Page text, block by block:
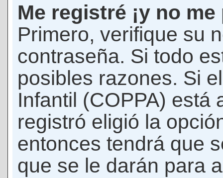
Me registré ¡y no
Primero, verifique su
contraseña. Si todo
posibles razones. Si
Infantil (COPPA) está
registró eligió la
entonces tendrá que
que se le darán para